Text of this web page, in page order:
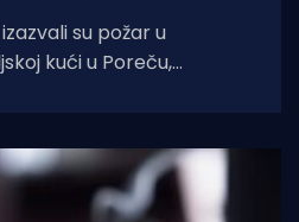
su požar u
kući u Poreču,